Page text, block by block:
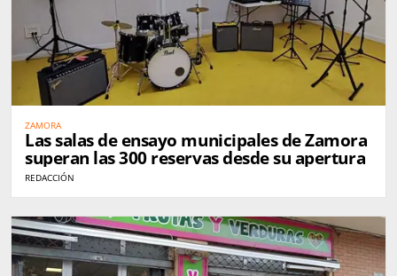
ZAMORA
Las salas de ensayo municipales de Zamora
superan las 300 reservas desde su apertura
REDACCIÓN